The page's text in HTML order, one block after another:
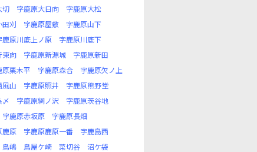
切 字鹿原大日向
字鹿原大松
田刈 字鹿原屋敷
字鹿原山下
鹿原川底上ノ原
字鹿原川底下
東向 字鹿原新源城
字鹿原新田
原栗木平 字鹿原森合
字鹿原欠ノ上
風山 字鹿原照井
字鹿原熊野堂
〆 字鹿原網ノ沢
字鹿原茨谷地
字鹿原赤坂原
字鹿原長畑
鹿原 字鹿原鹿原一番
字鹿島西
鳥嶋 鳥屋ケ崎 菜切谷
沼ケ袋